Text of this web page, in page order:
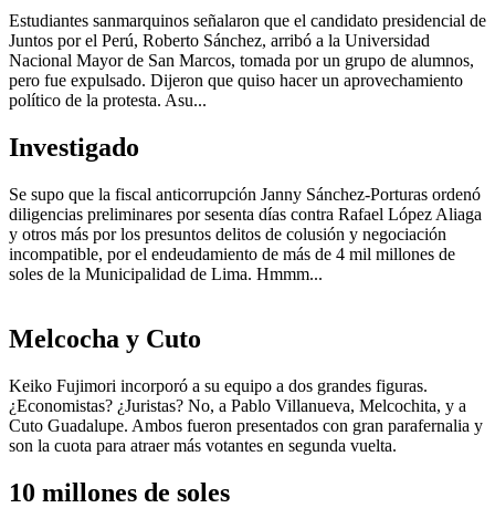
Estudiantes sanmarquinos señalaron que el candidato presidencial de
Juntos por el Perú, Roberto Sánchez, arribó a la Universidad
Nacional Mayor de San Marcos, tomada por un grupo de alumnos,
pero fue expulsado. Dijeron que quiso hacer un aprovechamiento
político de la protesta. Asu...
Investigado
Se supo que la fiscal anticorrupción Janny Sánchez-Porturas ordenó
diligencias preliminares por sesenta días contra Rafael López Aliaga
y otros más por los presuntos delitos de colusión y negociación
incompatible, por el endeudamiento de más de 4 mil millones de
soles de la Municipalidad de Lima. Hmmm...
Melcocha y Cuto
Keiko Fujimori incorporó a su equipo a dos grandes figuras.
¿Economistas? ¿Juristas? No, a Pablo Villanueva, Melcochita, y a
Cuto Guadalupe. Ambos fueron presentados con gran parafernalia y
son la cuota para atraer más votantes en segunda vuelta.
10 millones de soles